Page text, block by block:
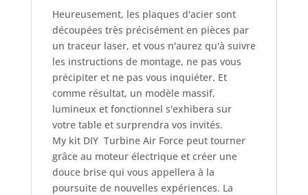
Heureusement, les plaques d'acier sont
découpées très précisément en pièces par
un traceur laser, et vous n'aurez qu'à suivre
les instructions de montage, ne pas vous
précipiter et ne pas vous inquiéter. Et
comme résultat, un modèle massif,
lumineux et fonctionnel s'exhibera sur
votre table et surprendra vos invités.
My kit DIY Turbine Air Force peut tourner
grâce au moteur électrique et créer une
douce brise qui vous appellera à la
poursuite de nouvelles expériences. La